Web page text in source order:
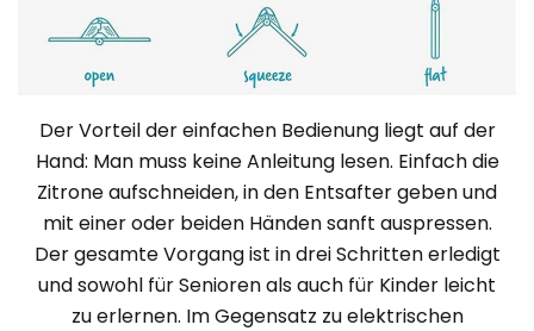
Der Vorteil der einfachen Bedienung liegt auf der
Hand: Man muss keine Anleitung lesen. Einfach die
Zitrone aufschneiden, in den Entsafter geben und
mit einer oder beiden Händen sanft auspressen.
Der gesamte Vorgang ist in drei Schritten erledigt
und sowohl für Senioren als auch für Kinder leicht
zu erlernen. Im Gegensatz zu elektrischen